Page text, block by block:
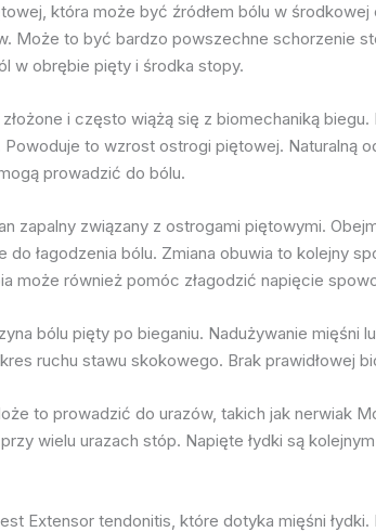
która może być źródłem bólu w
Może to być bardzo powszechne schorzenie
w obrębie pięty i środka stopy.
i często wiążą się z biomechaniką
to wzrost ostrogi piętowej. Naturalną
prowadzić do bólu.
zapalny związany z ostrogami piętowymi.
łagodzenia bólu. Zmiana obuwia to kolejny
może również pomóc złagodzić napięcie
bólu pięty po bieganiu. Nadużywanie
ruchu stawu skokowego. Brak
to prowadzić do urazów, takich jak nerwiak
wielu urazach stóp. Napięte łydki są
Extensor tendonitis, które dotyka mięśni